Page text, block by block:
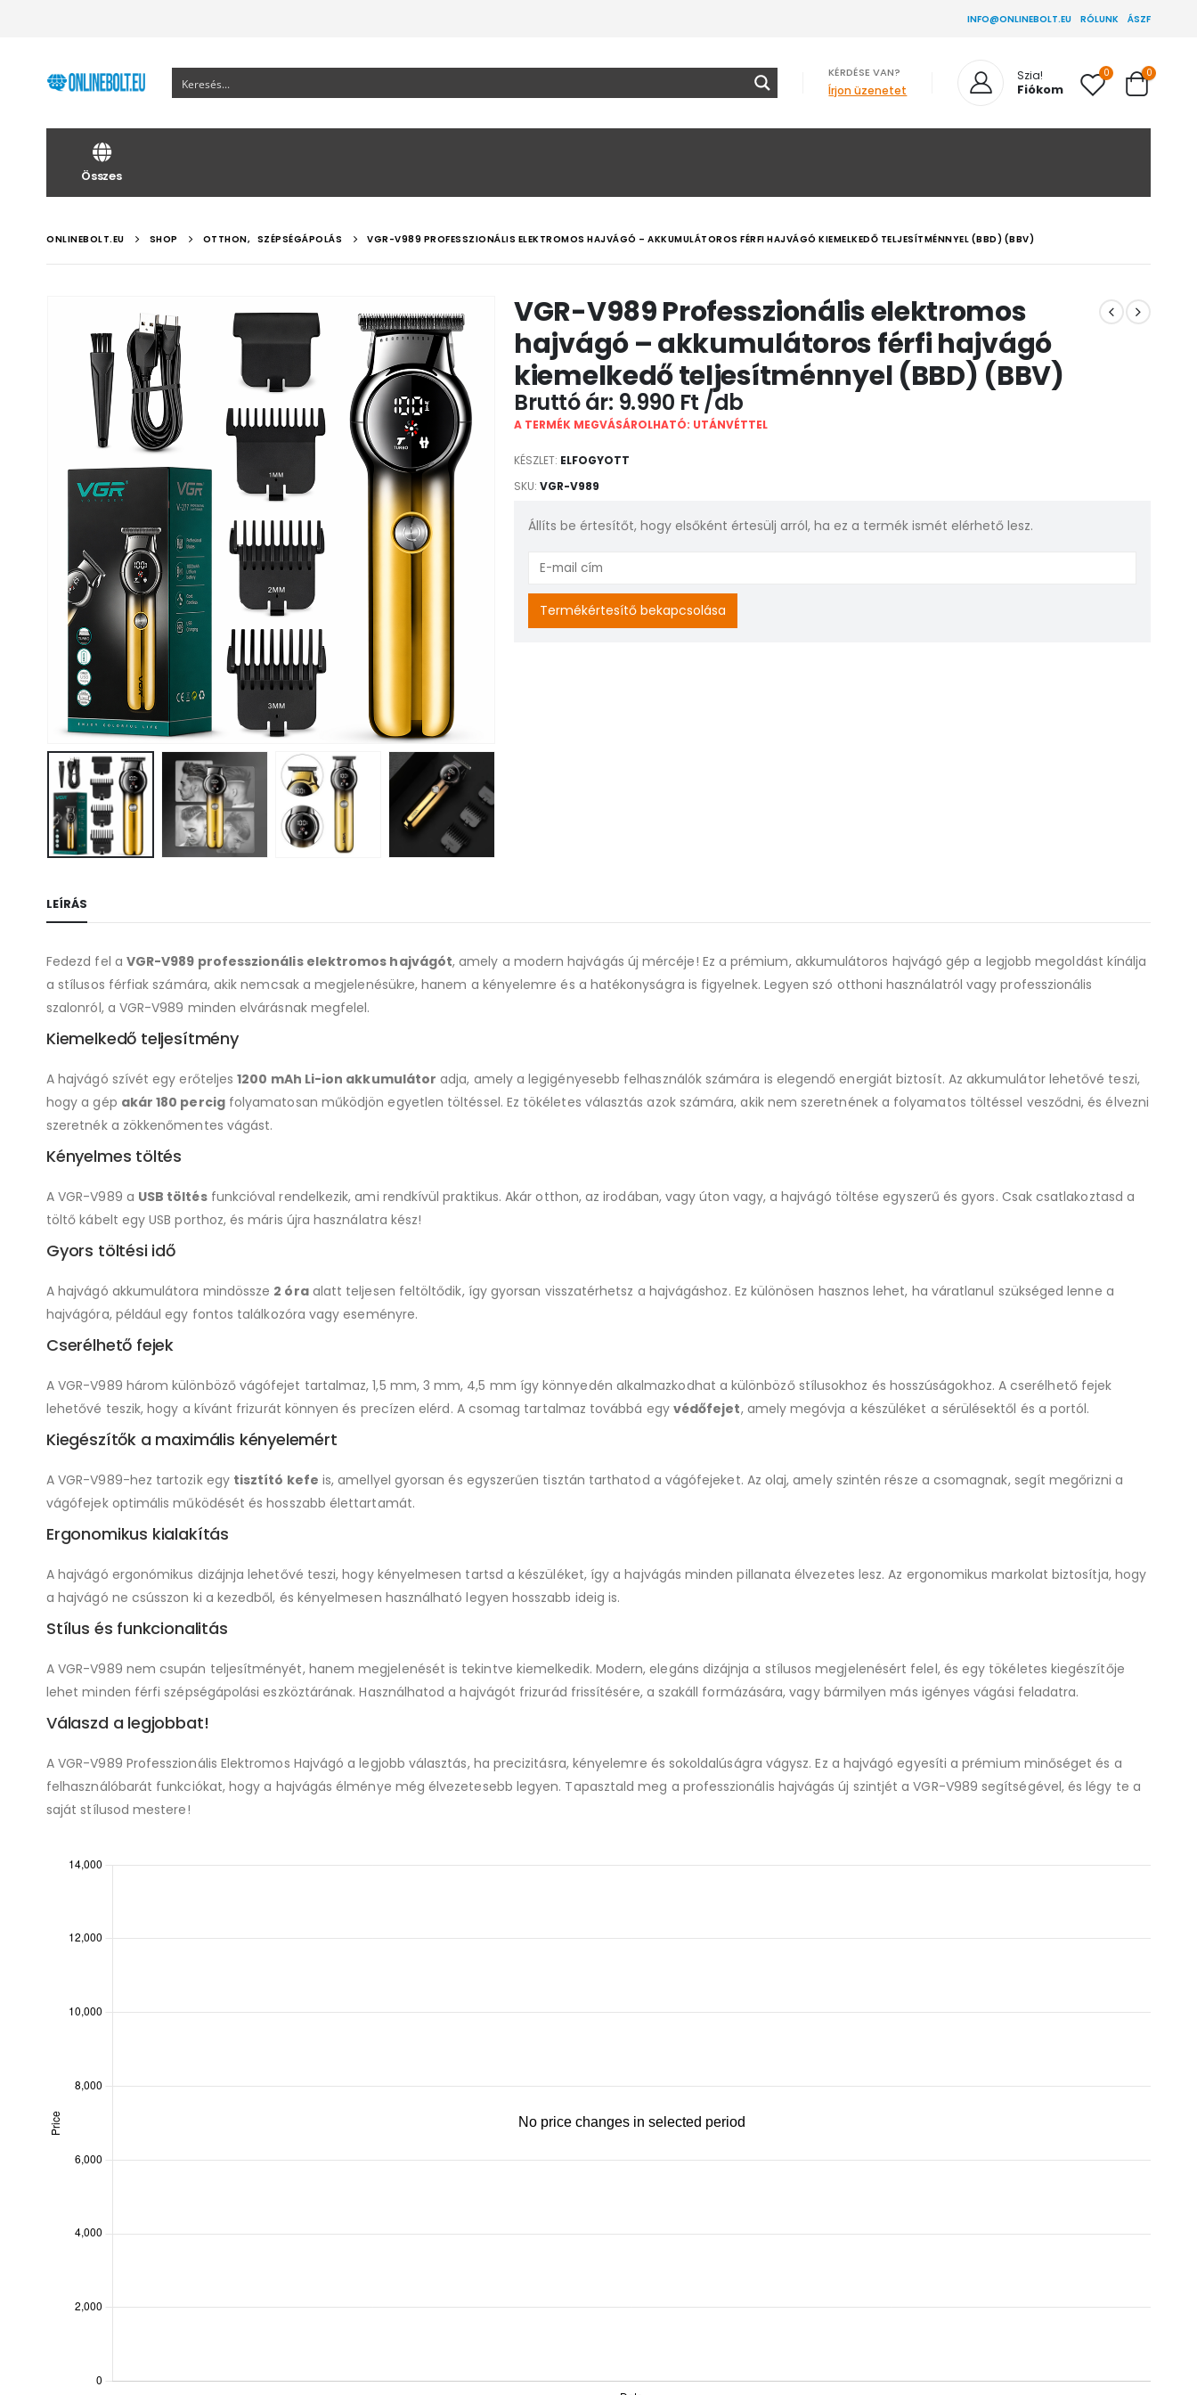
INFO@ONLINEBOLT.EU RÓLUNK ÁSZF
KÉRDÉSE VAN?
Írjon üzenetet
Szia!
Fiókom
0 0
Összes
ONLINEBOLT.EU SHOP OTTHON, SZÉPSÉGÁPOLÁS VGR-V989 PROFESSZIONÁLIS ELEKTROMOS HAJVÁGÓ – AKKUMULÁTOROS FÉRFI HAJVÁGÓ KIEMELKEDŐ TELJESÍTMÉNNYEL (BBD) (BBV)
VGR-V989 Professzionális elektromos
hajvágó – akkumulátoros férfi hajvágó
kiemelkedő teljesítménnyel (BBD) (BBV)
9.990 Ft
A TERMÉK MEGVÁSÁROLHATÓ: UTÁNVÉTTEL
KÉSZLET: ELFOGYOTT
SKU: VGR-V989
Állíts be értesítőt, hogy elsőként értesülj arról, ha ez a termék ismét elérhető lesz.
Enter
email
address
Termékértesítő bekapcsolása
LEÍRÁS
Fedezd fel a VGR-V989 professzionális elektromos hajvágót, amely a modern hajvágás új mércéje! Ez a prémium, akkumulátoros hajvágó gép a legjobb megoldást kínálja
a stílusos férfiak számára, akik nemcsak a megjelenésükre, hanem a kényelemre és a hatékonyságra is figyelnek. Legyen szó otthoni használatról vagy professzionális
szalonról, a VGR-V989 minden elvárásnak megfelel.
Kiemelkedő teljesítmény
A hajvágó szívét egy erőteljes1200 mAh Li-ion akkumulátor adja, amely a legigényesebb felhasználók számára is elegendő energiát biztosít. Az akkumulátor lehetővé teszi,
hogy a gép akár 180 percigfolyamatosan működjön egyetlen töltéssel. Ez tökéletes választás azok számára, akik nem szeretnének a folyamatos töltéssel vesződni, és élvezni
szeretnék a zökkenőmentes vágást.
Kényelmes töltés
A VGR-V989 a USB töltésfunkcióval rendelkezik, ami rendkívül praktikus. Akár otthon, az irodában, vagy úton vagy, a hajvágó töltése egyszerű és gyors. Csak csatlakoztasd a
töltő kábelt egy USB porthoz, és máris újra használatra kész!
Gyors töltési idő
A hajvágó akkumulátora mindössze 2 óraalatt teljesen feltöltődik, így gyorsan visszatérhetsz a hajvágáshoz. Ez különösen hasznos lehet, ha váratlanul szükséged lenne a
hajvágóra, például egy fontos találkozóra vagy eseményre.
Cserélhető fejek
A VGR-V989 három különböző vágófejet tartalmaz, 1,5 mm, 3 mm, 4,5 mm így könnyedén alkalmazkodhat a különböző stílusokhoz és hosszúságokhoz. A cserélhető fejek
lehetővé teszik, hogy a kívánt frizurát könnyen és precízen elérd. A csomag tartalmaz továbbá egy védőfejet, amely megóvja a készüléket a sérülésektől és a portól.
Kiegészítők a maximális kényelemért
A VGR-V989-hez tartozik egy tisztító kefe is, amellyel gyorsan és egyszerűen tisztán tarthatod a vágófejeket. Az olaj, amely szintén része a csomagnak, segít megőrizni a
vágófejek optimális működését és hosszabb élettartamát.
Ergonomikus kialakítás
A hajvágó ergonómikus dizájnja lehetővé teszi, hogy kényelmesen tartsd a készüléket, így a hajvágás minden pillanata élvezetes lesz. Az ergonomikus markolat biztosítja, hogy
a hajvágó ne csússzon ki a kezedből, és kényelmesen használható legyen hosszabb ideig is.
Stílus és funkcionalitás
A VGR-V989 nem csupán teljesítményét, hanem megjelenését is tekintve kiemelkedik. Modern, elegáns dizájnja a stílusos megjelenésért felel, és egy tökéletes kiegészítője
lehet minden férfi szépségápolási eszköztárának. Használhatod a hajvágót frizurád frissítésére, a szakáll formázására, vagy bármilyen más igényes vágási feladatra.
Válaszd a legjobbat!
A VGR-V989 Professzionális Elektromos Hajvágó a legjobb választás, ha precizitásra, kényelemre és sokoldalúságra vágysz. Ez a hajvágó egyesíti a prémium minőséget és a
felhasználóbarát funkciókat, hogy a hajvágás élménye még élvezetesebb legyen. Tapasztald meg a professzionális hajvágás új szintjét a VGR-V989 segítségével, és légy te a
saját stílusod mestere!